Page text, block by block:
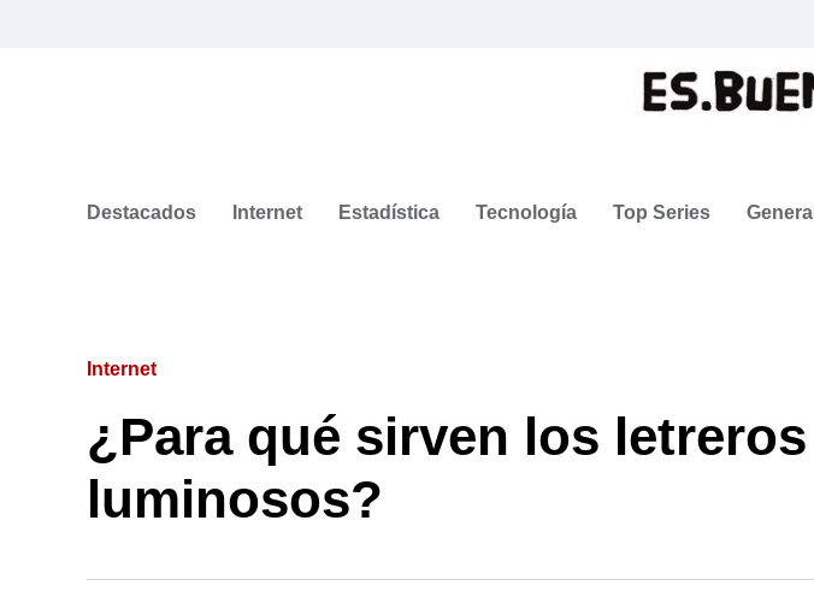
Destacados Internet Estadística Tecnología Top Series General
Internet
¿Para qué sirven los letreros
luminosos?